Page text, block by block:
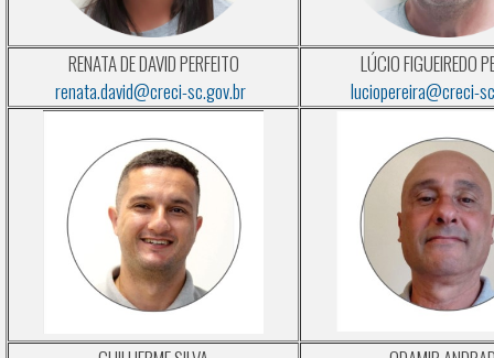
RENATA DE DAVID PERFEITO
renata.david@creci-sc.gov.br
LÚCIO FIGUEIREDO
luciopereira@creci-